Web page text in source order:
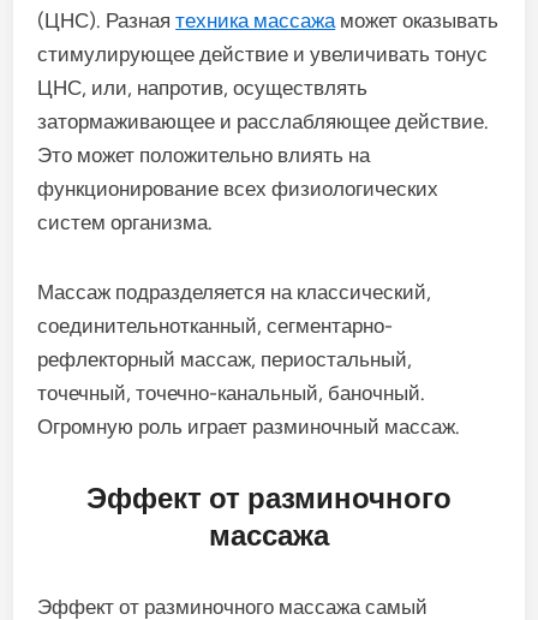
(ЦНС). Разнаятехника массажа может оказывать
стимулирующее действие и увеличивать тонус
ЦНС, или, напротив, осуществлять
затормаживающее и расслабляющее действие.
Это может положительно влиять на
функционирование всех физиологических
систем организма.
Массаж подразделяется на классический,
соединительнотканный, сегментарно-
рефлекторный массаж, периостальный,
точечный, точечно-канальный, баночный.
Огромную роль играет разминочный массаж.
Эффект от разминочного
массажа
Эффект от разминочного массажа самый